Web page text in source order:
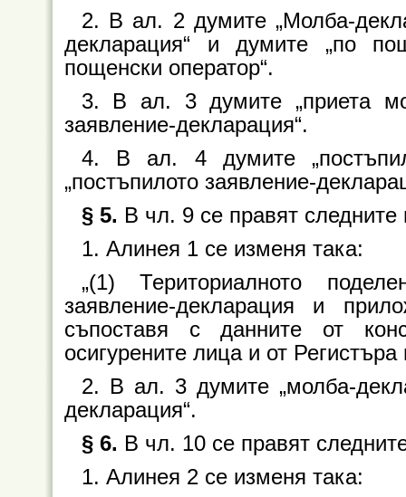
2. В ал. 2 думите „Молба-
декларация“ и думите „по
пощенски оператор“.
3. В ал. 3 думите „приета
заявление-декларация“.
4. В ал. 4 думите
„постъпилото заявление-
§ 5. В чл. 9 се правят следните
1. Алинея 1 се изменя така:
„(1) Териториалното
заявление-декларация и
съпоставя с данните от
осигурените лица и от Регистъра
2. В ал. 3 думите „молба-
декларация“.
§ 6. В чл. 10 се правят
1. Алинея 2 се изменя така: